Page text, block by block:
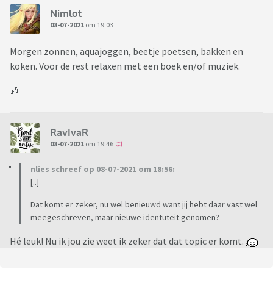
Nimlot
08-07-2021 om 19:03
Morgen zonnen, aquajoggen, beetje poetsen, bakken en
koken. Voor de rest relaxen met een boek en/of muziek.
🎶
RavIvaR
08-07-2021 om 19:46
nlies schreef op 08-07-2021 om 18:56:
[..]
Dat komt er zeker, nu wel benieuwd want jij hebt daar vast wel
meegeschreven, maar nieuwe identuteit genomen?
Hé leuk! Nu ik jou zie weet ik zeker dat dat topic er komt.